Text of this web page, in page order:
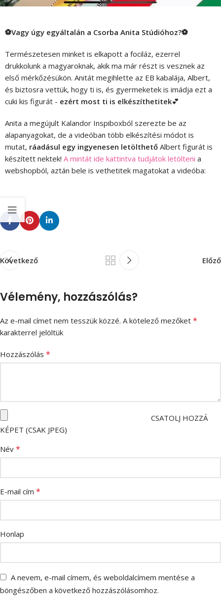
⚽Vagy úgy egyáltalán a Csorba Anita Stúdióhoz?⚽
Természetesen minket is elkapott a fociláz, ezerrel
drukkolunk a magyaroknak, akik ma már részt is vesznek az
első mérkőzésükön. Anitát megihlette az EB kabalája, Albert,
és biztosra vettük, hogy ti is, és gyermeketek is imádja ezt a
cuki kis figurát - ezért most ti is elkészíthetitek💕
Anita a megújult Kalandor Inspiboxból szerezte be az
alapanyagokat, de a videóban több elkészítési módot is
mutat, ráadásul egy ingyenesen letölthető Albert figurát is
készített nektek! A mintát ide kattintva tudjátok letölteni a
webshopból, aztán bele is vethetitek magatokat a videóba:
Következő Előző
Vélemény, hozzászólás?
Az e-mail címet nem tesszük közzé. A kötelező mezőket *
karakterrel jelöltük
Hozzászólás *
CSATOLJ HOZZÁ
KÉPET (CSAK JPEG)
Név *
E-mail cím *
Honlap
A nevem, e-mail címem, és weboldalcímem mentése a
böngészőben a következő hozzászólásomhoz.